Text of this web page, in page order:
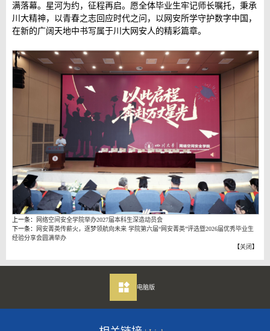
满落幕。星河为约，征程再启。愿全体毕业生牢记师长嘱托，秉承
川大精神，以青春之志回应时代之问，以网安所学守护数字中国，
在新的广阔天地中书写属于川大网安人的精彩篇章。
上一条：
网络空间安全学院举办2027届本科生深造动员会
下一条：
网安菁英传薪火，逐梦领航向未来 学院第六届“网安菁英”评选暨2026届优秀毕业生
经验分享会圆满举办
【关闭】
电脑版